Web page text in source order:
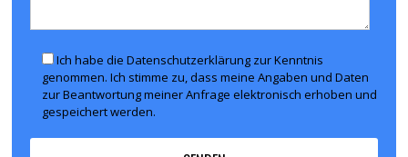
Ich habe die Datenschutzerklärung zur Kenntnis
genommen. Ich stimme zu, dass meine Angaben und Daten
zur Beantwortung meiner Anfrage elektronisch erhoben und
gespeichert werden.